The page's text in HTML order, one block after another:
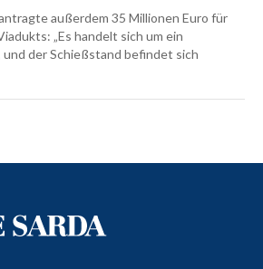
außerdem 35 Millionen Euro für
„Es handelt sich um ein
der Schießstand befindet sich